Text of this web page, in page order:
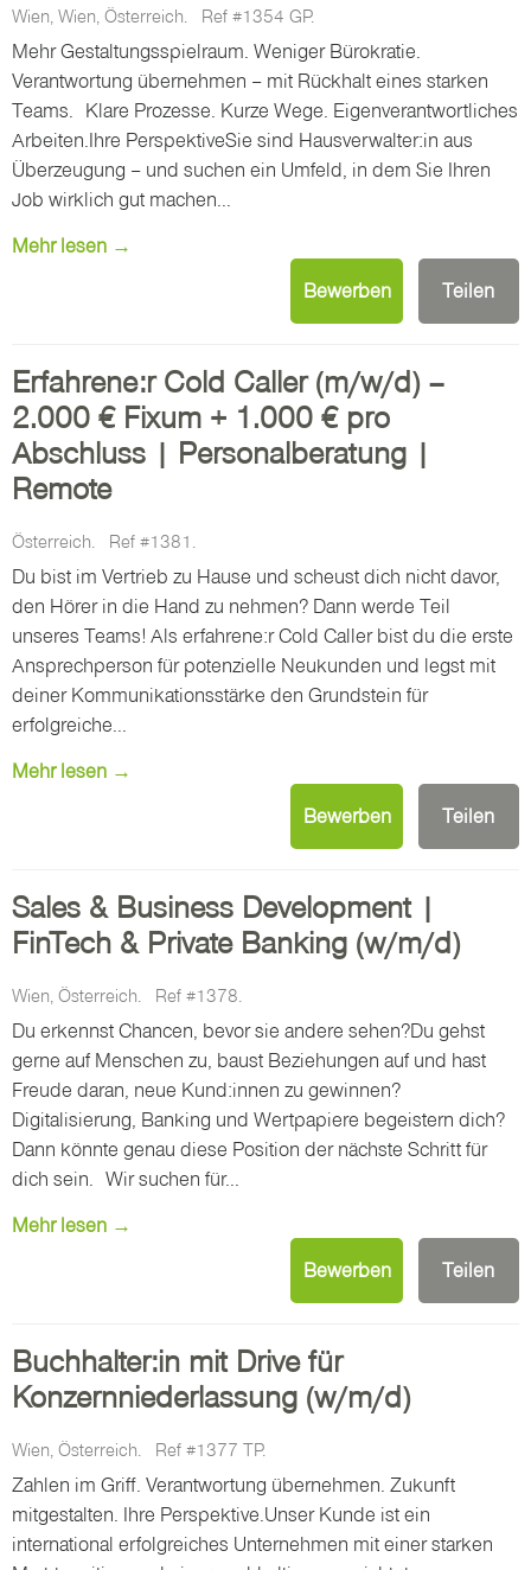
Wien, Wien, Österreich. Ref #1354 GP.
Mehr Gestaltungsspielraum. Weniger Bürokratie.
Verantwortung übernehmen – mit Rückhalt eines starken
Teams. Klare Prozesse. Kurze Wege. Eigenverantwortliches
Arbeiten.Ihre PerspektiveSie sind Hausverwalter:in aus
Überzeugung – und suchen ein Umfeld, in dem Sie Ihren
Job wirklich gut machen...
Mehr lesen →
Bewerben Teilen
Erfahrene:r Cold Caller (m/w/d) –
2.000 € Fixum + 1.000 € pro
Abschluss | Personalberatung |
Remote
Österreich. Ref #1381.
Du bist im Vertrieb zu Hause und scheust dich nicht davor,
den Hörer in die Hand zu nehmen? Dann werde Teil
unseres Teams! Als erfahrene:r Cold Caller bist du die erste
Ansprechperson für potenzielle Neukunden und legst mit
deiner Kommunikationsstärke den Grundstein für
erfolgreiche...
Mehr lesen →
Bewerben Teilen
Sales & Business Development |
FinTech & Private Banking (w/m/d)
Wien, Österreich. Ref #1378.
Du erkennst Chancen, bevor sie andere sehen?Du gehst
gerne auf Menschen zu, baust Beziehungen auf und hast
Freude daran, neue Kund:innen zu gewinnen?
Digitalisierung, Banking und Wertpapiere begeistern dich?
Dann könnte genau diese Position der nächste Schritt für
dich sein. Wir suchen für...
Mehr lesen →
Bewerben Teilen
Buchhalter:in mit Drive für
Konzernniederlassung (w/m/d)
Wien, Österreich. Ref #1377 TP.
Zahlen im Griff. Verantwortung übernehmen. Zukunft
mitgestalten. Ihre Perspektive.Unser Kunde ist ein
international erfolgreiches Unternehmen mit einer starken